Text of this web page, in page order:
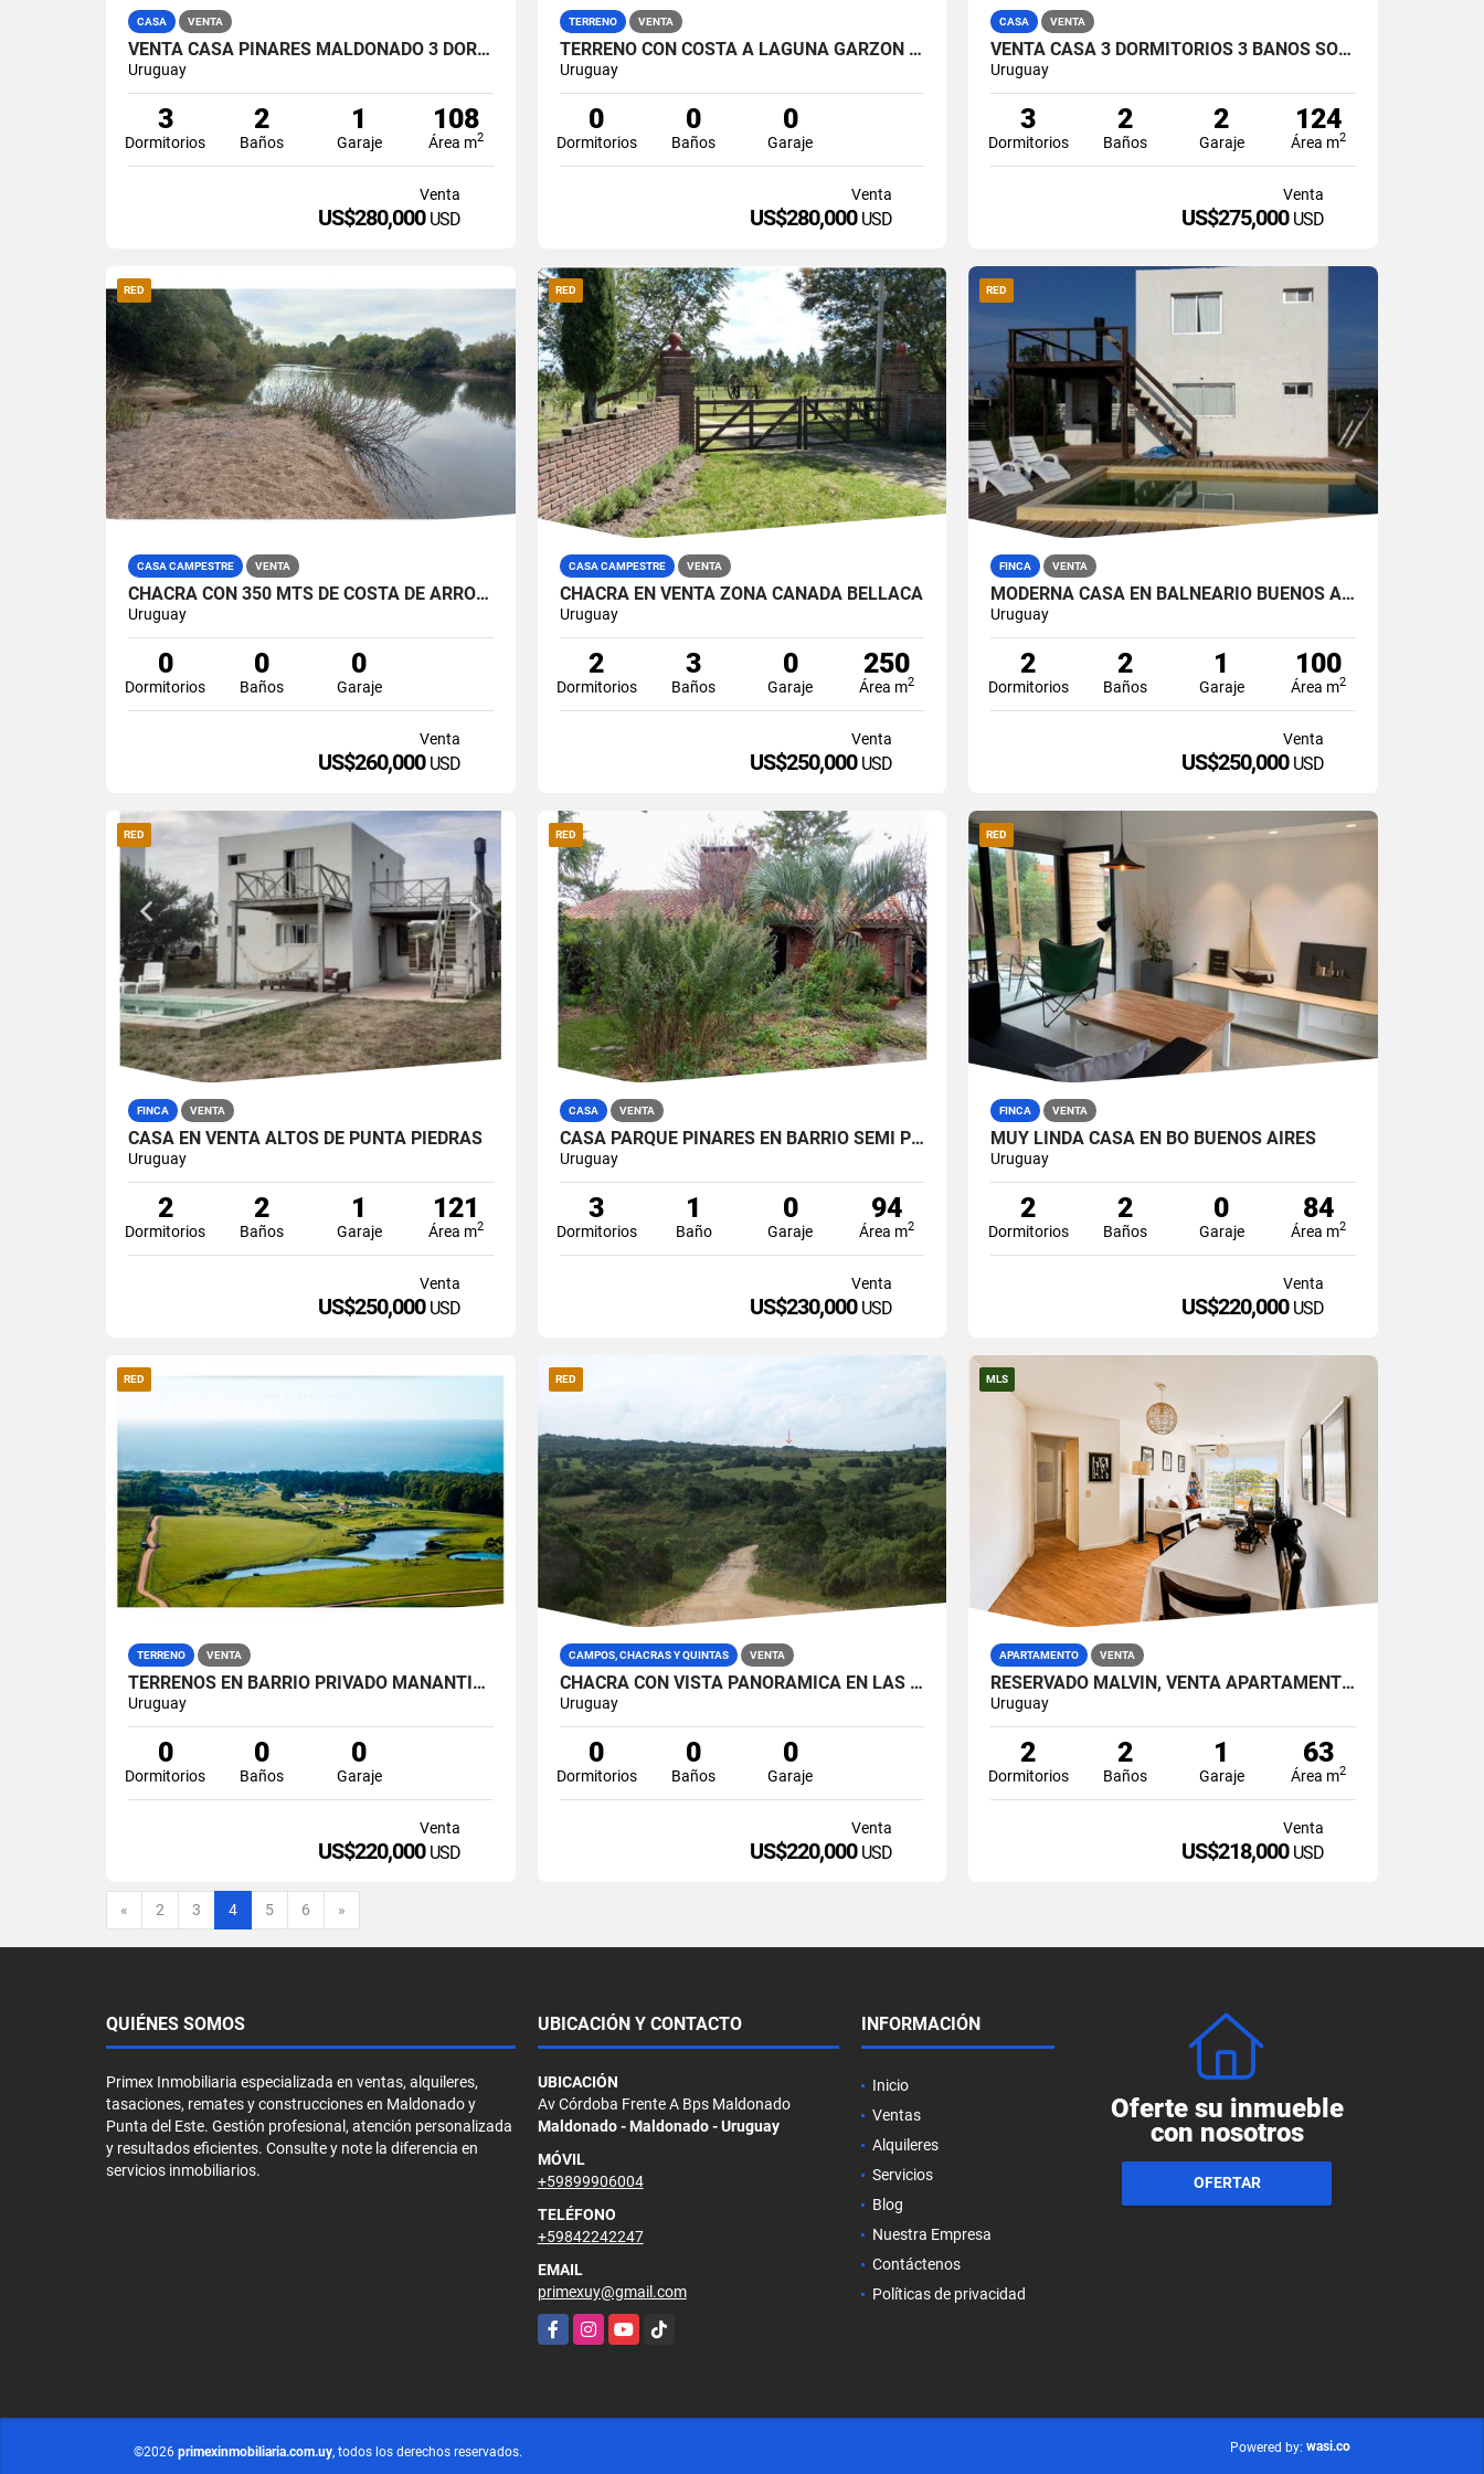
CASA VENTA
VENTA CASA PINARES MALDONADO 3 DORMITORIOS PISCINA
Uruguay
3
Dormitorios
2
Baños
1
Garaje
108
Área m2
Venta
US$280,000 USD
TERRENO VENTA
TERRENO CON COSTA A LAGUNA GARZON - EL CARACOL
Uruguay
0
Dormitorios
0
Baños
0
Garaje
Venta
US$280,000 USD
CASA VENTA
VENTA CASA 3 DORMITORIOS 3 BAÑOS SOLYMAR SUR
Uruguay
3
Dormitorios
2
Baños
2
Garaje
124
Área m2
Venta
US$275,000 USD
RED
CASA CAMPESTRE VENTA
CHACRA CON 350 MTS DE COSTA DE ARROYO RUTA 39
Uruguay
0
Dormitorios
0
Baños
0
Garaje
Venta
US$260,000 USD
RED
CASA CAMPESTRE VENTA
CHACRA EN VENTA ZONA CAÑADA BELLACA
Uruguay
2
Dormitorios
3
Baños
0
Garaje
250
Área m2
Venta
US$250,000 USD
RED
FINCA VENTA
MODERNA CASA EN BALNEARIO BUENOS AIRES
Uruguay
2
Dormitorios
2
Baños
1
Garaje
100
Área m2
Venta
US$250,000 USD
RED
FINCA VENTA
CASA EN VENTA ALTOS DE PUNTA PIEDRAS
Uruguay
2
Dormitorios
2
Baños
1
Garaje
121
Área m2
Venta
US$250,000 USD
RED
CASA VENTA
CASA PARQUE PINARES EN BARRIO SEMI PRIVADO
Uruguay
3
Dormitorios
1
Baño
0
Garaje
94
Área m2
Venta
US$230,000 USD
RED
FINCA VENTA
MUY LINDA CASA EN BO BUENOS AIRES
Uruguay
2
Dormitorios
2
Baños
0
Garaje
84
Área m2
Venta
US$220,000 USD
RED
TERRENO VENTA
TERRENOS EN BARRIO PRIVADO MANANTIALES
Uruguay
0
Dormitorios
0
Baños
0
Garaje
Venta
US$220,000 USD
RED
CAMPOS, CHACRAS Y QUINTAS VENTA
CHACRA CON VISTA PANORAMICA EN LAS SIERRAS DE GARZON
Uruguay
0
Dormitorios
0
Baños
0
Garaje
Venta
US$220,000 USD
MLS
APARTAMENTO VENTA
RESERVADO MALVÍN, VENTA APARTAMENTO DOS DORMITORIOS, BALCÓN, GARAJE
Uruguay
2
Dormitorios
2
Baños
1
Garaje
63
Área m2
Venta
US$218,000 USD
« Anterior
2 3 4 5 6 »
QUIÉNES SOMOS
Primex Inmobiliaria especializada en ventas, alquileres,
tasaciones, remates y construcciones en Maldonado y
Punta del Este. Gestión profesional, atención personalizada
y resultados eficientes. Consulte y note la diferencia en
servicios inmobiliarios.
UBICACIÓN Y CONTACTO
UBICACIÓN
Av Córdoba Frente A Bps Maldonado
Maldonado - Maldonado - Uruguay
MÓVIL
+59899906004
TELÉFONO
+59842242247
EMAIL
primexuy@gmail.com
FacebookInstagramYouTubeTikTok
INFORMACIÓN
Inicio
Ventas
Alquileres
Servicios
Blog
Nuestra Empresa
Contáctenos
Políticas de privacidad
Oferte su inmueble
con nosotros
OFERTAR
©2026 primexinmobiliaria.com.uy, todos los derechos reservados. Powered by: wasi.co